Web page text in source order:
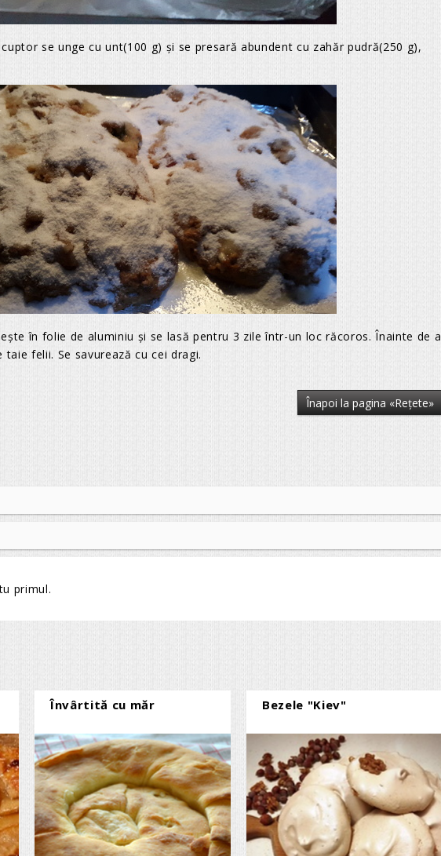
se unge cu unt(100 g) şi se presară abundent cu zahăr pudră(250 g),
în folie de aluminiu şi se lasă pentru 3 zile într-un loc răcoros. Înainte de a
felii. Se savurează cu cei dragi.
Înapoi la pagina «Reţete»
primul.
Învârtită cu măr Bezele "Kiev"